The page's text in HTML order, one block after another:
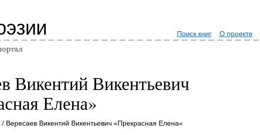
Поиск книг О проекте
Викентий Викентьевич
Елена»
/ Вересаев Викентий Викентьевич «Прекрасная Елена»